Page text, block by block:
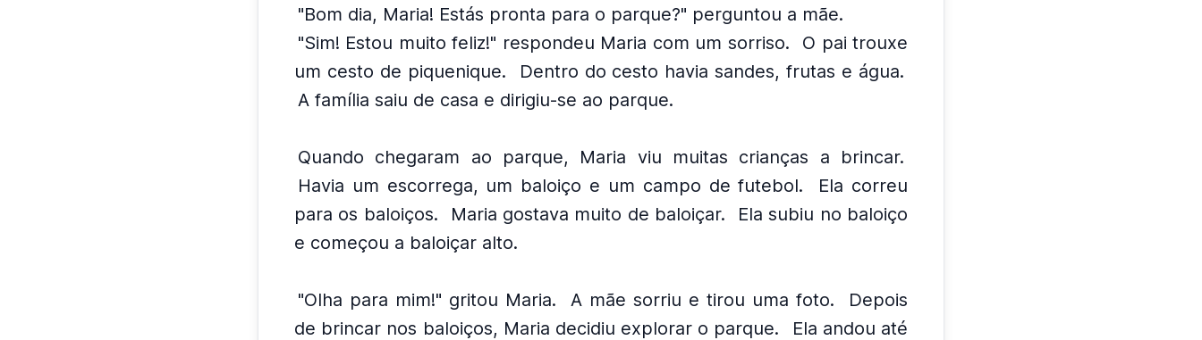
"Bom dia, Maria! Estás pronta para o parque?" perguntou a mãe.
"Sim! Estou muito feliz!" respondeu Maria com um sorriso.
O pai trouxe
um cesto de piquenique.
Dentro do cesto havia sandes, frutas e água.
A família saiu de casa e dirigiu-se ao parque.
Quando chegaram ao parque, Maria viu muitas crianças a brincar.
Havia um escorrega, um baloiço e um campo de futebol.
Ela correu
para os baloiços.
Maria gostava muito de baloiçar.
Ela subiu no baloiço
e começou a baloiçar alto.
"Olha para mim!" gritou Maria. A mãe sorriu e tirou uma foto.
Depois
de brincar nos baloiços, Maria decidiu explorar o parque.
Ela andou até